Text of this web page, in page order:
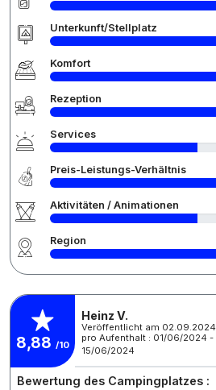
Unterkunft/Stellplatz
Komfort
Rezeption
Services
Preis-Leistungs-Verhältnis
Aktivitäten / Animationen
Region
8,88 /10
Heinz V.
Veröffentlicht am 02.09.2024
pro Aufenthalt : 01/06/2024 -
15/06/2024
Bewertung des Campingplatzes :